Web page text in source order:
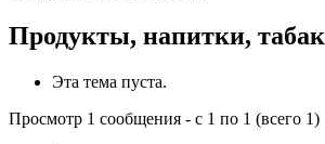
Продукты, напитки, табак
Эта тема пуста.
Просмотр 1 сообщения - с 1 по 1 (всего 1)